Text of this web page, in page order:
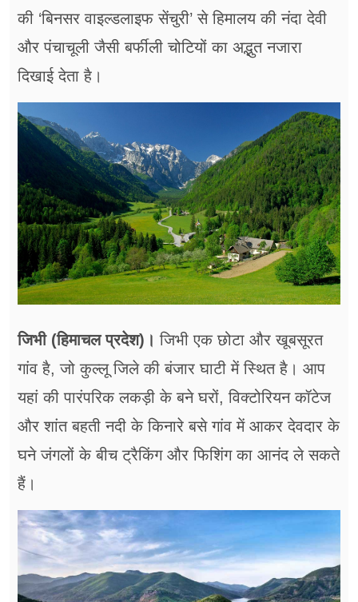
की ‘बिनसर वाइल्डलाइफ सेंचुरी’ से हिमालय की नंदा देवी
और पंचाचूली जैसी बर्फीली चोटियों का अद्भुत नजारा
दिखाई देता है।
जिभी (हिमाचल प्रदेश)। जिभी एक छोटा और खूबसूरत
गांव है, जो कुल्लू जिले की बंजार घाटी में स्थित है। आप
यहां की पारंपरिक लकड़ी के बने घरों, विक्टोरियन कॉटेज
और शांत बहती नदी के किनारे बसे गांव में आकर देवदार के
घने जंगलों के बीच ट्रैकिंग और फिशिंग का आनंद ले सकते
हैं।